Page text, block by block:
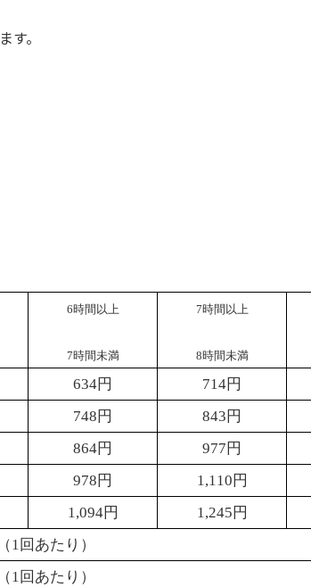
。
6時間以上
7時間未満
7時間以上
8時間未満
634円 714円
748 円 843 円
864円 977 円
978 円 1,110 円
1,094円 1,245 円
1回あたり）
1回あたり）